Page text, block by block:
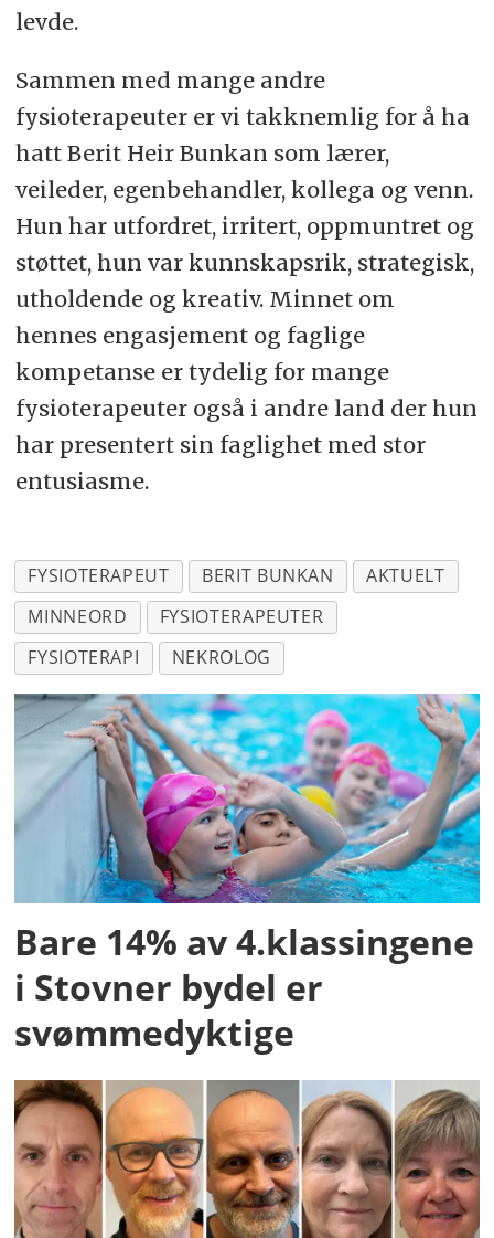
levde.
Sammen med mange andre
fysioterapeuter er vi takknemlig for å ha
hatt Berit Heir Bunkan som lærer,
veileder, egenbehandler, kollega og venn.
Hun har utfordret, irritert, oppmuntret og
støttet, hun var kunnskapsrik, strategisk,
utholdende og kreativ. Minnet om
hennes engasjement og faglige
kompetanse er tydelig for mange
fysioterapeuter også i andre land der hun
har presentert sin faglighet med stor
entusiasme.
FYSIOTERAPEUT BERIT BUNKAN
AKTUELT
MINNEORD
FYSIOTERAPEUTER
FYSIOTERAPI
NEKROLOG
Bare 14% av 4.klassingene
i Stovner bydel er
svømmedyktige